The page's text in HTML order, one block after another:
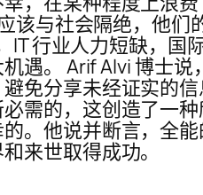
该与社会隔绝，他
行业人力短缺，国
遇。 Arif Alvi 博士
免分享未经证实的
需的，这创造了一
。他说并断言，全
来世取得成功。